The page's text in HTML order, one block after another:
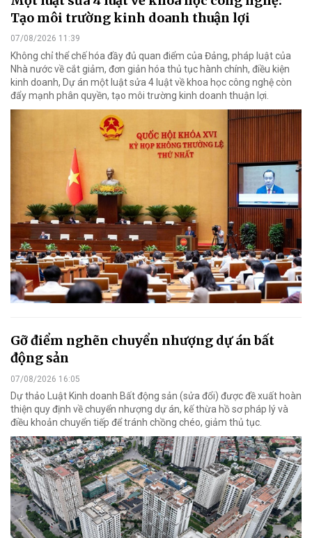
Tạo môi trường kinh doanh thuận lợi
07/08/2026 11:39
Không chỉ thể chế hóa đầy đủ quan điểm của Đảng, pháp luật của
Nhà nước về cắt giảm, đơn giản hóa thủ tục hành chính, điều kiện
kinh doanh, Dự án một luật sửa 4 luật về khoa học công nghệ còn
đẩy mạnh phân quyền, tạo môi trường kinh doanh thuận lợi.
Gỡ điểm nghẽn chuyển nhượng dự án bất
động sản
07/08/2026 16:05
Dự thảo Luật Kinh doanh Bất động sản (sửa đổi) được đề xuất hoàn
thiện quy định về chuyển nhượng dự án, kế thừa hồ sơ pháp lý và
điều khoản chuyển tiếp để tránh chồng chéo, giảm thủ tục.